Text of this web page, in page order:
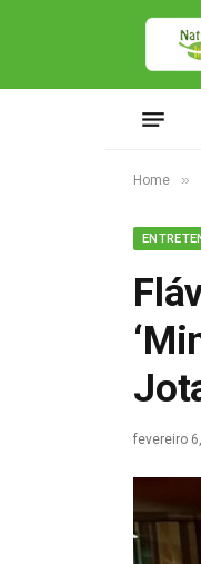
Home »
fevereiro